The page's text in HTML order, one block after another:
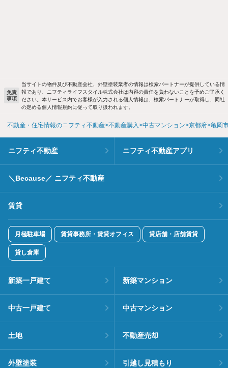
免責
事項
当サイトの物件及び不動産会社、外壁塗装業者の情報は検索パートナーが提供している情
報であり、ニフティライフスタイル株式会社は内容の責任を負わないことを予めご了承く
ださい。本サービス内でお客様が入力される個人情報は、検索パートナーが取得し、同社
の定める個人情報規約に従って取り扱われます。
不動産・住宅情報のニフティ不動産 不動産購入 中古マンション 京都府 亀岡
ニフティ不動産 ニフティ不動産アプリ
＼Because／ ニフティ不動産
賃貸
月極駐車場 賃貸事務所・賃貸オフィス 貸店舗・店舗賃貸
貸し倉庫
新築一戸建て 新築マンション
中古一戸建て 中古マンション
土地 不動産売却
外壁塗装 引越し見積もり